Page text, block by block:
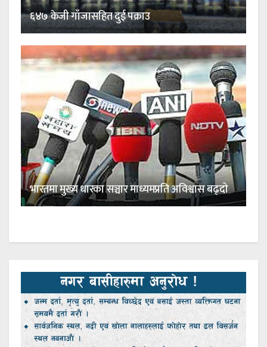
६४७ केजी गाँजासहित दुई पक्राउ
भारतमा मुख्य धारका सञ्चार माध्यमप्रति अविश्वास बढ्दो